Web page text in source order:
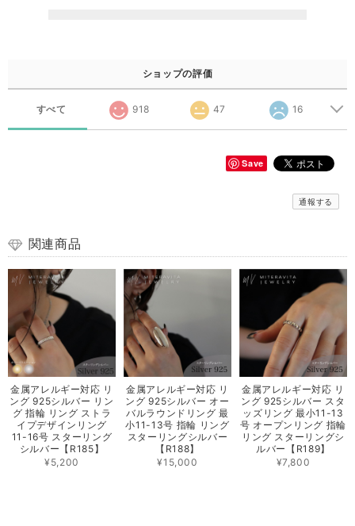
ショップの評価
すべて 918 47 16
Save
通報する
関連商品
金属アレルギー対応 リ
ング 925シルバー リン
グ 指輪 リング ストラ
イプデザインリング
11-16号 スターリング
シルバー【R185】
¥5,200
金属アレルギー対応 リ
ング 925シルバー オー
バルラウンドリング 最
小11-13号 指輪 リング
スターリングシルバー
【R188】
¥15,000
金属アレルギー対応 リ
ング 925シルバー スタ
ッズリング 最小11-13
号 オープンリング 指輪
リング スターリングシ
ルバー【R189】
¥7,800